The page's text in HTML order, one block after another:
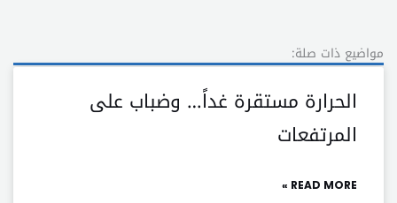
مواضيع ذات صلة:
الحرارة مستقرة غداً… وضباب على
المرتفعات
READ MORE »